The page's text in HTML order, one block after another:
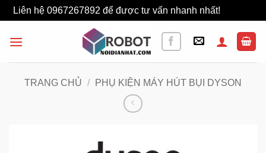
Liên hệ 0967267892 để được tư vấn nhanh nhất!
qua
TRANG CHỦ / PHỤ KIỆN MÁY HÚT BỤI DYSON